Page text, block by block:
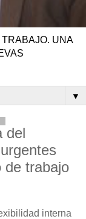
UNA
▼
del
de trabajo
interna